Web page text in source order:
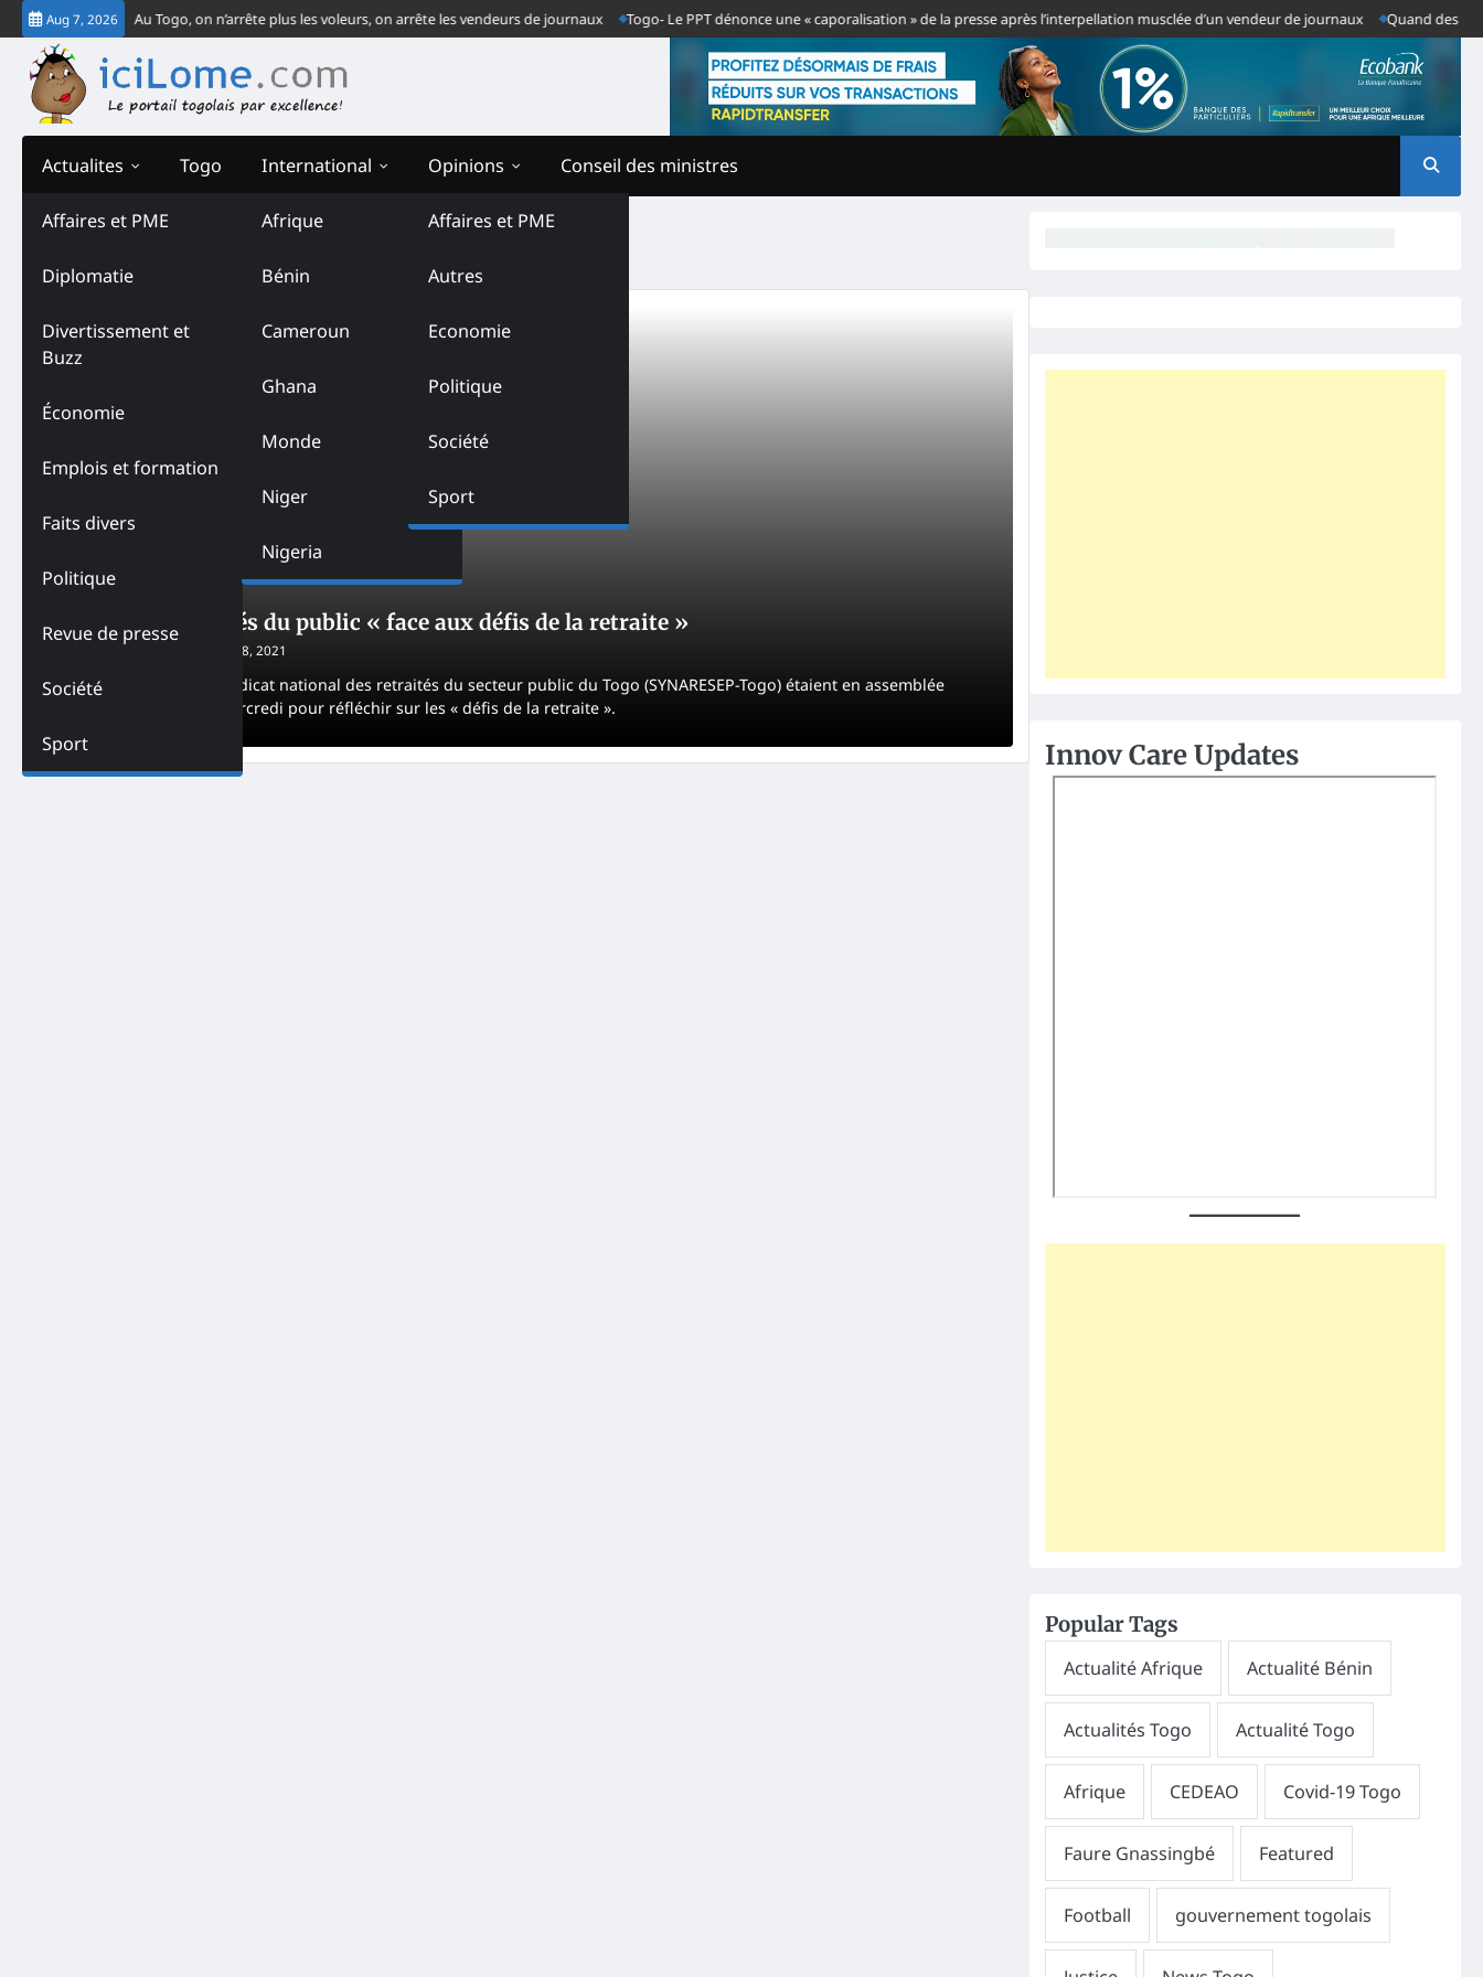
Skip
to
content
Aug 7, 2026
Édito- Au Togo, on n’arrête plus les voleurs, on arrête les vendeurs de journaux Togo- Le PPT dénonce une « caporalisation » de la presse après l’interpellation musclée d’un vendeur de journaux Quand des
Actualites
Affaires et PME
Diplomatie
Divertissement et
Buzz
Économie
Emplois et formation
Faits divers
Politique
Revue de presse
Société
Sport
Togo International
Afrique
Bénin
Cameroun
Ghana
Monde
Niger
Nigeria
Opinions
Affaires et PME
Autres
Economie
Politique
Société
Sport
Conseil des ministres
Tag:Retraité
Togo-Les retraités du public « face aux défis de la retraite »
January 28, 2021
Les membres du le Syndicat national des retraités du secteur public du Togo (SYNARESEP-Togo) étaient en assemblée
générale à Lomé ce mercredi pour réfléchir sur les « défis de la retraite ».
Innov Care Updates
Popular Tags